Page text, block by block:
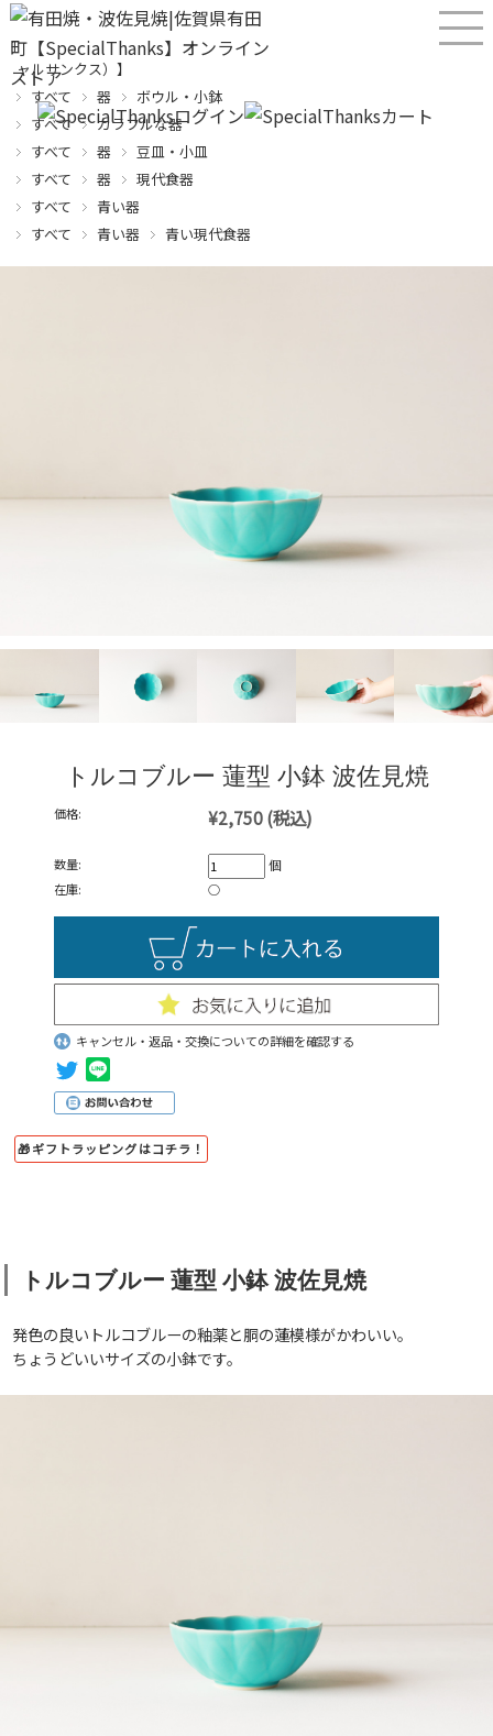
産直！有田焼、波佐見焼オンラインショップ【SPECIALTHANKS（スペシ
ャルサンクス）】
すべて
器
ボウル・小鉢
すべて
カラフルな器
すべて
器
豆皿・小皿
すべて
器
現代食器
すべて
青い器
すべて
青い器 青い現代食器
トルコブルー 蓮型 小鉢 波佐見焼
価格: ¥2,750(税込)
数量:
個
在庫:
○
キャンセル・返品・交換についての詳細を確認する
🎁ギフトラッピングはコチラ！
トルコブルー 蓮型 小鉢 波佐見焼
発色の良いトルコブルーの釉薬と胴の蓮模様がかわいい。
ちょうどいいサイズの小鉢です。